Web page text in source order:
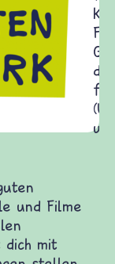
das zu
und
zu
frieden-
Krieg